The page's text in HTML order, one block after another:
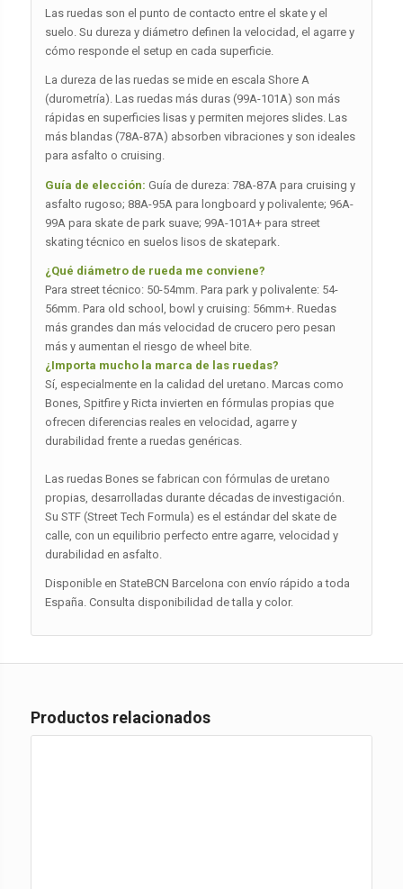
Las ruedas son el punto de contacto entre el skate y el
suelo. Su dureza y diámetro definen la velocidad, el agarre y
cómo responde el setup en cada superficie.
La dureza de las ruedas se mide en escala Shore A
(durometría). Las ruedas más duras (99A-101A) son más
rápidas en superficies lisas y permiten mejores slides. Las
más blandas (78A-87A) absorben vibraciones y son ideales
para asfalto o cruising.
Guía de elección: Guía de dureza: 78A-87A para cruising y
asfalto rugoso; 88A-95A para longboard y polivalente; 96A-
99A para skate de park suave; 99A-101A+ para street
skating técnico en suelos lisos de skatepark.
¿Qué diámetro de rueda me conviene?
Para street técnico: 50-54mm. Para park y polivalente: 54-
56mm. Para old school, bowl y cruising: 56mm+. Ruedas
más grandes dan más velocidad de crucero pero pesan
más y aumentan el riesgo de wheel bite.
¿Importa mucho la marca de las ruedas?
Sí, especialmente en la calidad del uretano. Marcas como
Bones, Spitfire y Ricta invierten en fórmulas propias que
ofrecen diferencias reales en velocidad, agarre y
durabilidad frente a ruedas genéricas.
Las ruedas Bones se fabrican con fórmulas de uretano
propias, desarrolladas durante décadas de investigación.
Su STF (Street Tech Formula) es el estándar del skate de
calle, con un equilibrio perfecto entre agarre, velocidad y
durabilidad en asfalto.
Disponible en StateBCN Barcelona con envío rápido a toda
España. Consulta disponibilidad de talla y color.
Productos relacionados